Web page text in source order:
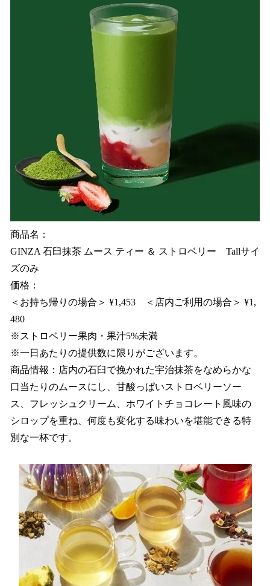
商品名：
GINZA 石臼抹茶 ムース ティー ＆ ストロベリー Tallサイ
ズのみ
価格：
＜お持ち帰りの場合＞ ¥1,453 ＜店内ご利用の場合＞ ¥1,
480
※ストロベリー果肉・果汁5%未満
※一日あたりの提供数に限りがございます。
商品情報：店内の石臼で挽かれた宇治抹茶をなめらかな
口当たりのムースにし、甘酸っぱいストロベリーソー
ス、フレッシュクリーム、ホワイトチョコレート風味の
シロップを重ね、何度も変化する味わいを堪能できる特
別な一杯です。